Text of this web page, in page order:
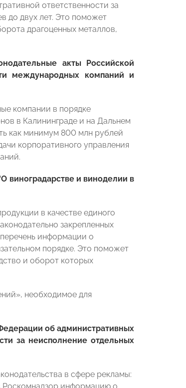
ответственности за
до двух лет. Это поможет
драгоценных металлов,
акты Российской
международных компаний и
компании в порядке
в Калининграде и на Дальнем
как минимум 800 млн рублей
корпоративного управления
виноградарстве и виноделии в
в качестве единого
закрепленных
информации о
порядке. Это поможет
и оборот которых
необходимое для
об административных
за неисполнение отдельных
в сфере рекламы: